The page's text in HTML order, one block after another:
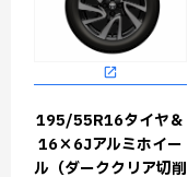
195/55R16タイヤ＆
16×6Jアルミホイー
ル（ダーククリア切削